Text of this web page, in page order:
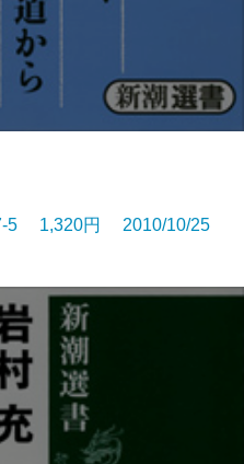
5 1,320円 2010/10/25